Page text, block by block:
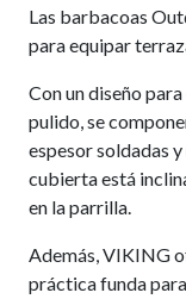
Las barbacoas
para equipar
Con un diseño
pulido, se
espesor soldadas
cubierta está
en la parrilla.
Además, VIKING
práctica funda